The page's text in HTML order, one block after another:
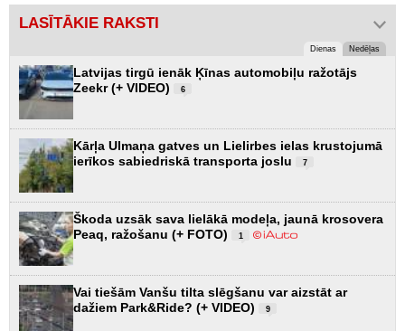
LASĪTĀKIE RAKSTI
Dienas Nedēļas
Latvijas tirgū ienāk Ķīnas automobiļu ražotājs
Zeekr (+ VIDEO)
6
Kārļa Ulmaņa gatves un Lielirbes ielas krustojumā
ierīkos sabiedriskā transporta joslu
7
Škoda uzsāk sava lielākā modeļa, jaunā krosovera
Peaq, ražošanu (+ FOTO)
1
Vai tiešām Vanšu tilta slēgšanu var aizstāt ar
dažiem Park&Ride? (+ VIDEO)
9